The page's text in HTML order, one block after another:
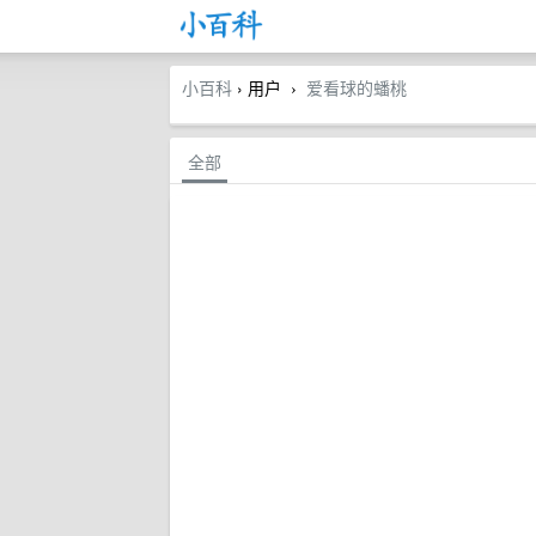
小百科 › 用户 › 爱看球的蟠桃
全部